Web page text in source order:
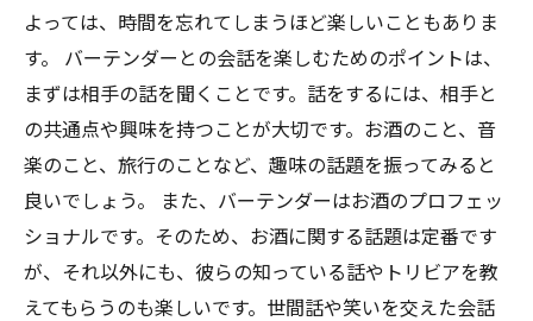
よっては、時間を忘れてしまうほど楽しいこともありま
す。 バーテンダーとの会話を楽しむためのポイントは、
まずは相手の話を聞くことです。話をするには、相手と
の共通点や興味を持つことが大切です。お酒のこと、音
楽のこと、旅行のことなど、趣味の話題を振ってみると
良いでしょう。 また、バーテンダーはお酒のプロフェッ
ショナルです。そのため、お酒に関する話題は定番です
が、それ以外にも、彼らの知っている話やトリビアを教
えてもらうのも楽しいです。世間話や笑いを交えた会話